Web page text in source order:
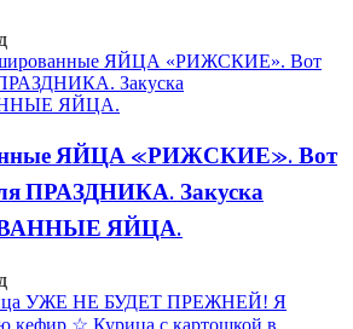
ЯЙЦА «РИЖСКИЕ». Вот
ПРАЗДНИКА. Закуска
ЯЙЦА.